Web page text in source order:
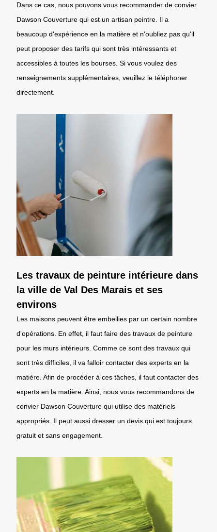
Dans ce cas, nous pouvons vous recommander de convier
Dawson Couverture qui est un artisan peintre. Il a
beaucoup d'expérience en la matière et n'oubliez pas qu'il
peut proposer des tarifs qui sont très intéressants et
accessibles à toutes les bourses. Si vous voulez des
renseignements supplémentaires, veuillez le téléphoner
directement.
Les travaux de peinture intérieure dans
la ville de Val Des Marais et ses
environs
Les maisons peuvent être embellies par un certain nombre
d'opérations. En effet, il faut faire des travaux de peinture
pour les murs intérieurs. Comme ce sont des travaux qui
sont très difficiles, il va falloir contacter des experts en la
matière. Afin de procéder à ces tâches, il faut contacter des
experts en la matière. Ainsi, nous vous recommandons de
convier Dawson Couverture qui utilise des matériels
appropriés. Il peut aussi dresser un devis qui est toujours
gratuit et sans engagement.